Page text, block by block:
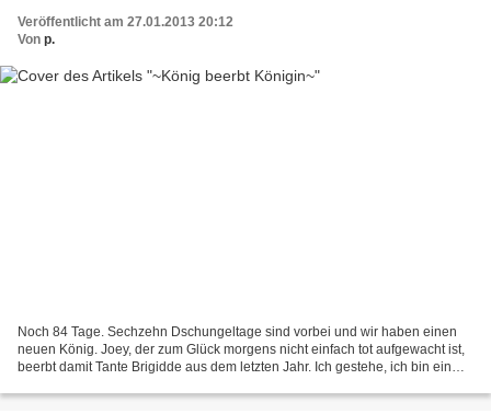
Veröffentlicht am 27.01.2013 20:12
Von p.
Noch 84 Tage. Sechzehn Dschungeltage sind vorbei und wir haben einen
neuen König. Joey, der zum Glück morgens nicht einfach tot aufgewacht ist,
beerbt damit Tante Brigidde aus dem letzten Jahr. Ich gestehe, ich bin ein